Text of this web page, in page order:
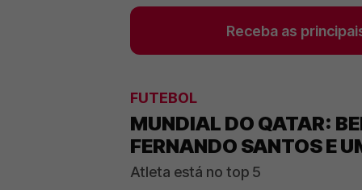
Receba as
FUTEBOL
MUNDIAL DO QATAR:
FERNANDO SANTOS E
Atleta está no top 5